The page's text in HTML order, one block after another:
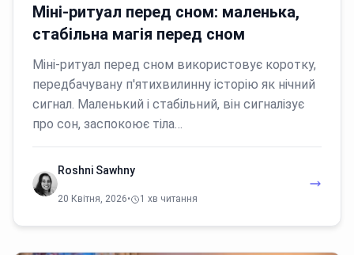
Міні-ритуал перед сном: маленька,
стабільна магія перед сном
Міні-ритуал перед сном використовує коротку,
передбачувану п'ятихвилинну історію як нічний
сигнал. Маленький і стабільний, він сигналізує
про сон, заспокоює тіла…
Roshni Sawhny
20 Квітня, 2026• 1 хв читання